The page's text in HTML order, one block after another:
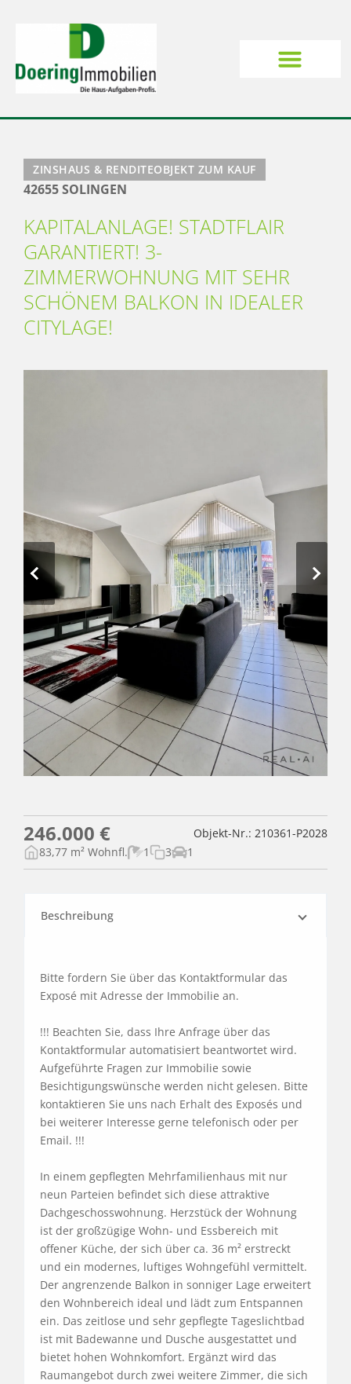
ZINSHAUS & RENDITEOBJEKT ZUM KAUF
42655 SOLINGEN
KAPITALANLAGE! STADTFLAIR
GARANTIERT! 3-
ZIMMERWOHNUNG MIT SEHR
SCHÖNEM BALKON IN IDEALER
CITYLAGE!
246.000 €
Objekt-Nr.: 210361-P2028
83,77 m² Wohnfl.
1 3 1
Beschreibung
Bitte fordern Sie über das Kontaktformular das
Exposé mit Adresse der Immobilie an.
!!! Beachten Sie, dass Ihre Anfrage über das
Kontaktformular automatisiert beantwortet wird.
Aufgeführte Fragen zur Immobilie sowie
Besichtigungswünsche werden nicht gelesen. Bitte
kontaktieren Sie uns nach Erhalt des Exposés und
bei weiterer Interesse gerne telefonisch oder per
Email. !!!
In einem gepflegten Mehrfamilienhaus mit nur
neun Parteien befindet sich diese attraktive
Dachgeschosswohnung. Herzstück der Wohnung
ist der großzügige Wohn- und Essbereich mit
offener Küche, der sich über ca. 36 m² erstreckt
und ein modernes, luftiges Wohngefühl vermittelt.
Der angrenzende Balkon in sonniger Lage erweitert
den Wohnbereich ideal und lädt zum Entspannen
ein. Das zeitlose und sehr gepflegte Tageslichtbad
ist mit Badewanne und Dusche ausgestattet und
bietet hohen Wohnkomfort. Ergänzt wird das
Raumangebot durch zwei weitere Zimmer, die sich